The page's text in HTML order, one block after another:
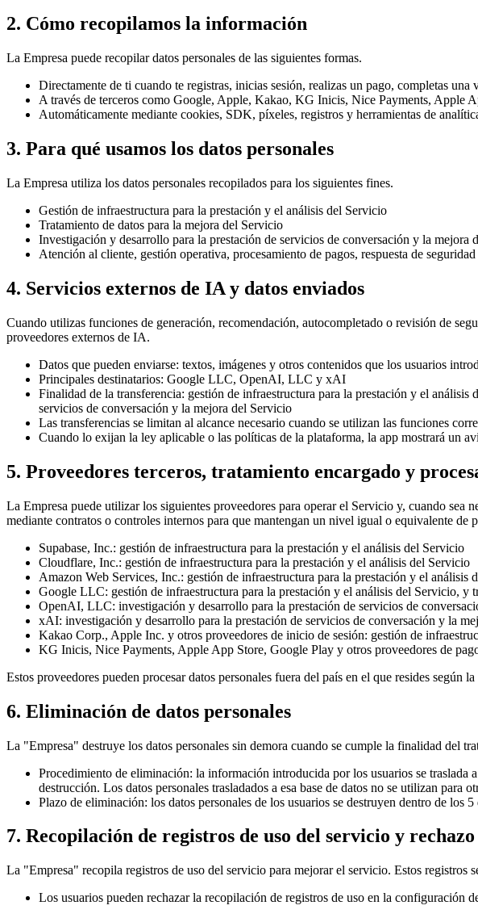
2. Cómo recopilamos la información
La Empresa puede recopilar datos personales de las siguientes formas.
Directamente de ti cuando te registras, inicias sesión, realizas un pago, completas
A través de terceros como Google, Apple, Kakao, KG Inicis, Nice Payments, Apple
Automáticamente mediante cookies, SDK, píxeles, registros y herramientas de
3. Para qué usamos los datos personales
La Empresa utiliza los datos personales recopilados para los siguientes fines.
Gestión de infraestructura para la prestación y el análisis del Servicio
Tratamiento de datos para la mejora del Servicio
Investigación y desarrollo para la prestación de servicios de conversación y la mejora
Atención al cliente, gestión operativa, procesamiento de pagos, respuesta de
4. Servicios externos de IA y datos enviados
Cuando utilizas funciones de generación, recomendación, autocompletado o revisión de
proveedores externos de IA.
Datos que pueden enviarse: textos, imágenes y otros contenidos que los usuarios
Principales destinatarios: Google LLC, OpenAI, LLC y xAI
Finalidad de la transferencia: gestión de infraestructura para la prestación y el
servicios de conversación y la mejora del Servicio
Las transferencias se limitan al alcance necesario cuando se utilizan las funciones
Cuando lo exijan la ley aplicable o las políticas de la plataforma, la app mostrará un
5. Proveedores terceros, tratamiento encargado y
La Empresa puede utilizar los siguientes proveedores para operar el Servicio y, cuando sea
mediante contratos o controles internos para que mantengan un nivel igual o equivalente de
Supabase, Inc.: gestión de infraestructura para la prestación y el análisis del Servicio
Cloudflare, Inc.: gestión de infraestructura para la prestación y el análisis del Servicio
Amazon Web Services, Inc.: gestión de infraestructura para la prestación y el análisis
Google LLC: gestión de infraestructura para la prestación y el análisis del Servicio, y
OpenAI, LLC: investigación y desarrollo para la prestación de servicios de
xAI: investigación y desarrollo para la prestación de servicios de conversación y la
Kakao Corp., Apple Inc. y otros proveedores de inicio de sesión: gestión de
KG Inicis, Nice Payments, Apple App Store, Google Play y otros proveedores de
Estos proveedores pueden procesar datos personales fuera del país en el que resides según
6. Eliminación de datos personales
La "Empresa" destruye los datos personales sin demora cuando se cumple la finalidad del
Procedimiento de eliminación: la información introducida por los usuarios se traslada
destrucción. Los datos personales trasladados a esa base de datos no se utilizan para
Plazo de eliminación: los datos personales de los usuarios se destruyen dentro de los
7. Recopilación de registros de uso del servicio y rechazo
La "Empresa" recopila registros de uso del servicio para mejorar el servicio. Estos
Los usuarios pueden rechazar la recopilación de registros de uso en la configuración